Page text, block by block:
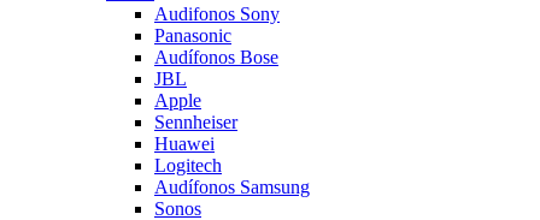
Audifonos Sony
Panasonic
Audífonos Bose
JBL
Apple
Sennheiser
Huawei
Logitech
Audífonos Samsung
Sonos